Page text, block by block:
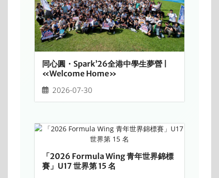
同心圓・Spark’26全港中學生夢營 |
«Welcome Home»
2026-07-30
「2026 Formula Wing 青年世界錦標
賽」U17 世界第 15 名